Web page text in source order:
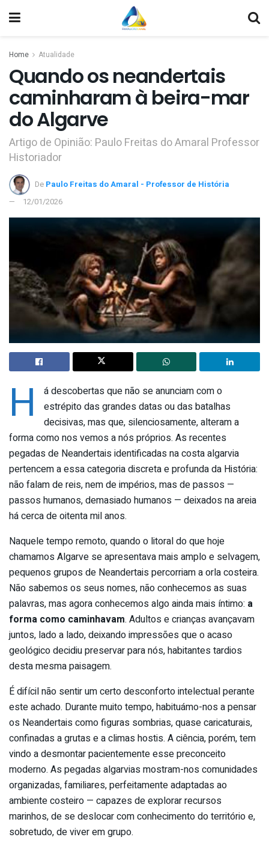
Home Atualidade
Quando os neandertais
caminharam à beira-mar
do Algarve
Artigo de Opinião: Paulo Freitas do Amaral Professor
Historiador
De Paulo Freitas do Amaral - Professor de História
12/01/2026
H
á descobertas que não se anunciam com o
estrépito das grandes datas ou das batalhas
decisivas, mas que, silenciosamente, alteram a
forma como nos vemos a nós próprios. As recentes
pegadas de Neandertais identificadas na costa algarvia
pertencem a essa categoria discreta e profunda da História:
não falam de reis, nem de impérios, mas de passos —
passos humanos, demasiado humanos — deixados na areia
há cerca de oitenta mil anos.
Naquele tempo remoto, quando o litoral do que hoje
chamamos Algarve se apresentava mais amplo e selvagem,
pequenos grupos de Neandertais percorriam a orla costeira.
Não sabemos os seus nomes, não conhecemos as suas
palavras, mas agora conhecemos algo ainda mais íntimo: a
forma como caminhavam. Adultos e crianças avançavam
juntos, lado a lado, deixando impressões que o acaso
geológico decidiu preservar para nós, habitantes tardios
desta mesma paisagem.
É difícil não sentir um certo desconforto intelectual perante
este achado. Durante muito tempo, habituámo-nos a pensar
os Neandertais como figuras sombrias, quase caricaturais,
confinadas a grutas e a climas hostis. A ciência, porém, tem
vindo a desmontar pacientemente esse preconceito
moderno. As pegadas algarvias mostram-nos comunidades
organizadas, familiares, perfeitamente adaptadas ao
ambiente costeiro — capazes de explorar recursos
marinhos, de se deslocar com conhecimento do território e,
sobretudo, de viver em grupo.